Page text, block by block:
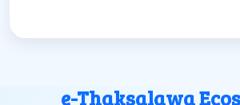
e-Thaksalawa